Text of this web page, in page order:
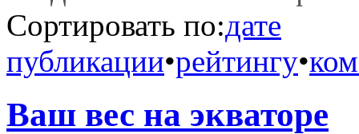
Сортировать по:дате
публикации•рейтингу•
Ваш вес на экваторе